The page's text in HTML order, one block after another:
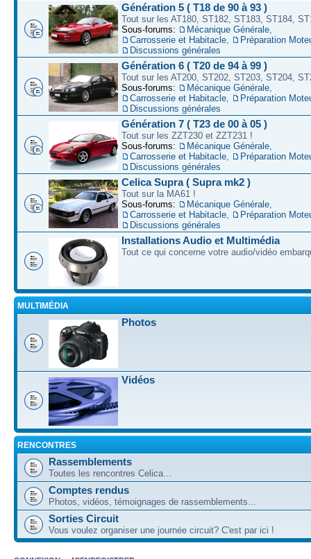
Génération 5 ( T18 de 90 à 93 )
Tout sur les AT180, ST182, ST183, ST184,
Sous-forums:
Mécanique Générale
Carrosserie et Habitacle
Préparation
Discussions générales
Génération 6 ( T20 de 94 à 99 )
Tout sur les AT200, ST202, ST203, ST204,
Sous-forums:
Mécanique Générale
Carrosserie et Habitacle
Préparation
Discussions générales
Génération 7 ( T23 de 00 à 05 )
Tout sur les ZZT230 et ZZT231 !
Sous-forums:
Mécanique Générale
Carrosserie et Habitacle
Préparation
Discussions générales
Celica Supra ( Supra mk2 )
Tout sur la MA61 !
Sous-forums:
Mécanique Générale
Carrosserie et Habitacle
Préparation
Discussions générales
Installations Audio et Multimédia
Tout ce qui concerne votre audio/vidéo
MULTIMÉDIA
Photos
Vidéos
RENCONTRES
Rassemblements
Toutes les rencontres Celica...
Comptes rendus
Photos, vidéos, témoignages de rassemblements...
Sorties Circuit
Vous voulez organiser une journée circuit? C'est par ici !